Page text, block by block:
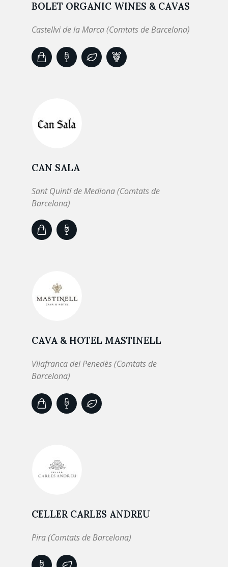
BOLET ORGANIC WINES & CAVAS
Castellvi de la Marca (Comtats de Barcelona)
CAN SALA
Sant Quintí de Mediona (Comtats de
Barcelona)
CAVA & HOTEL MASTINELL
Vilafranca del Penedès (Comtats de
Barcelona)
CELLER CARLES ANDREU
Pira (Comtats de Barcelona)